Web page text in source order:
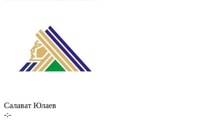
Салават Юлаев
-:-